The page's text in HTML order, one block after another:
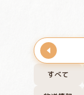
すべて